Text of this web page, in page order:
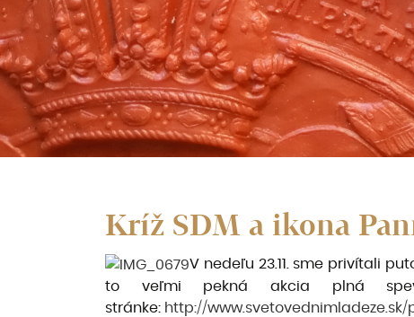
Kríž SDM a ikona
V nedeľu 23.11. sme privítali
to veľmi pekná akcia plná
stránke: http://